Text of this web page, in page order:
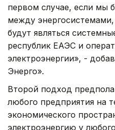
первом случае, если мы
между
будут являться
республик ЕАЭС и
электроэнергии», -
Энерго».
Второй подход
любого предприятия на
экономического
электроэнергию у